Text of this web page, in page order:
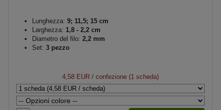
Lunghezza: 9; 11,5; 15 cm
Larghezza: 1,8 - 2,2 cm
Diametro del filo: 2,2 mm
Set: 3 pezzo
4,58 EUR / confezione (1 scheda)